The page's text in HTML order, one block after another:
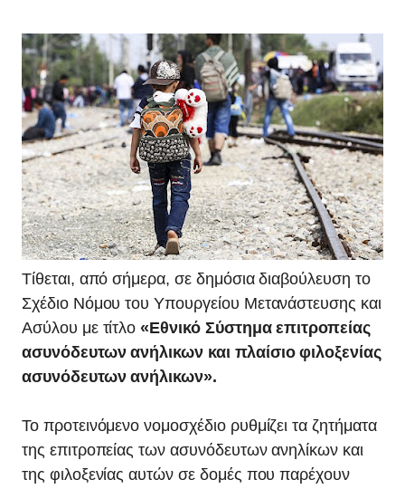
Τίθεται, από σήμερα, σε δημόσια διαβούλευση το
Σχέδιο Νόμου του Υπουργείου Μετανάστευσης και
Ασύλου με τίτλο «Εθνικό Σύστημα επιτροπείας
ασυνόδευτων ανήλικων και πλαίσιο φιλοξενίας
ασυνόδευτων ανήλικων».
Το προτεινόμενο νομοσχέδιο ρυθμίζει τα ζητήματα
της επιτροπείας των ασυνόδευτων ανηλίκων και
της φιλοξενίας αυτών σε δομές που παρέχουν